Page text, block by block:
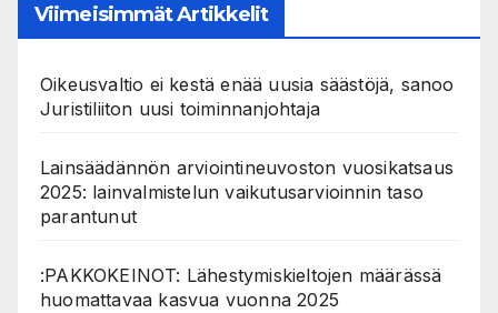
Viimeisimmät Artikkelit
Oikeusvaltio ei kestä enää uusia säästöjä, sanoo
Juristiliiton uusi toiminnanjohtaja
Lainsäädännön arviointineuvoston vuosikatsaus
2025: lainvalmistelun vaikutusarvioinnin taso
parantunut
:PAKKOKEINOT: Lähestymiskieltojen määrässä
huomattavaa kasvua vuonna 2025